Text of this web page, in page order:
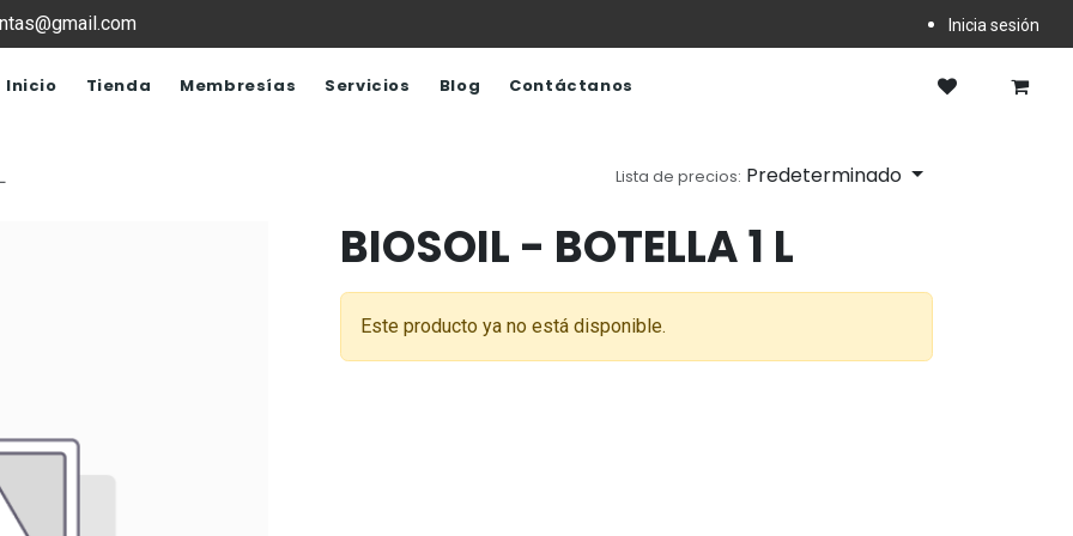
Inicia sesión
Inicio Tienda Membresías Servicios Blog Contáctanos
Lista de precios: Predeterminado
BIOSOIL - BOTELLA 1 L
Este producto ya no está disponible.